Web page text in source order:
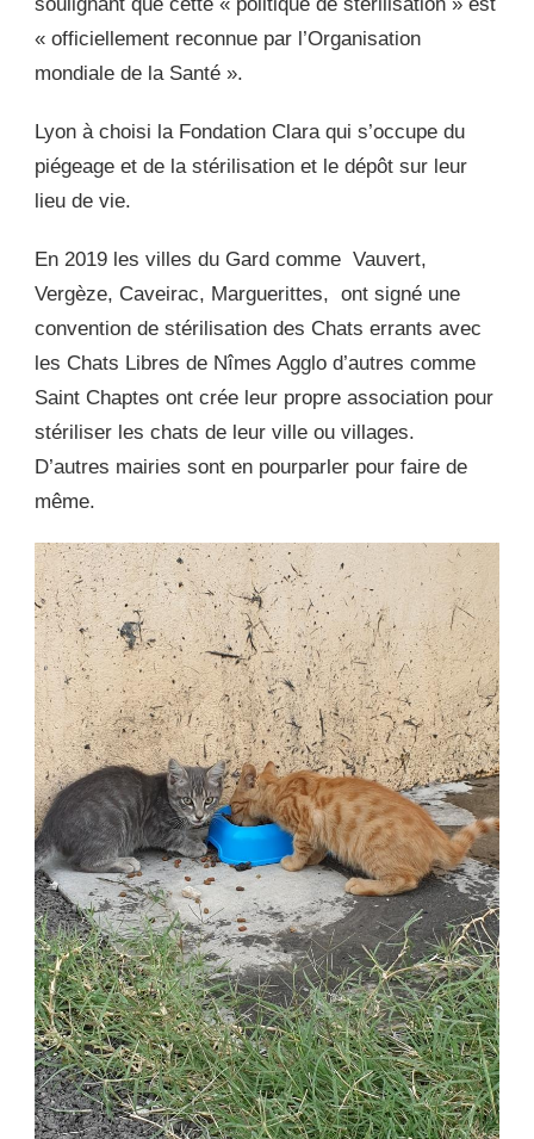
« officiellement reconnue par l’Organisation
mondiale de la Santé ».
Lyon à choisi la Fondation Clara qui s’occupe du
piégeage et de la stérilisation et le dépôt sur leur
lieu de vie.
En 2019 les villes du Gard comme Vauvert,
Vergèze, Caveirac, Marguerittes, ont signé une
convention de stérilisation des Chats errants avec
les Chats Libres de Nîmes Agglo d’autres comme
Saint Chaptes ont crée leur propre association pour
stériliser les chats de leur ville ou villages.
D’autres mairies sont en pourparler pour faire de
même.